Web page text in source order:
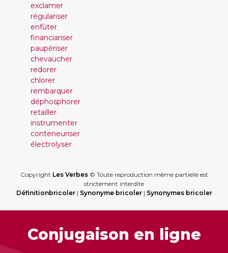
exclamer
régulariser
enfûter
financiariser
paupériser
chevaucher
redorer
chlorer
rembarquer
déphosphorer
retailler
instrumenter
conteneuriser
électrolyser
Copyright Les Verbes© Toute reproduction même partielle est
strictement interdite
Définitionbricoler| Synonyme bricoler| Synonymes bricoler
Conjugaison en ligne